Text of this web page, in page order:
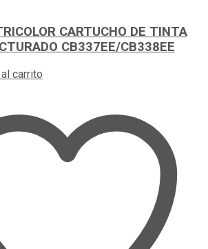
CARTUCHO DE TINTA
CB337EE/CB338EE
carrito